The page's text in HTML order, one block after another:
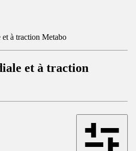
et à traction Metabo
et à traction